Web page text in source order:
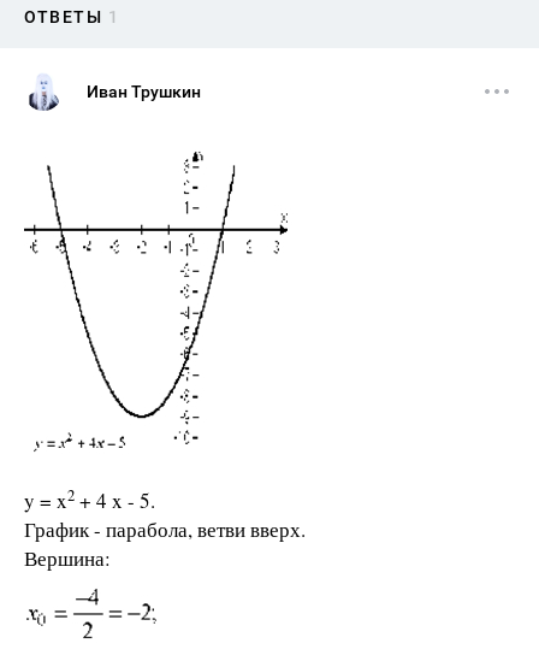
ОТВЕТЫ 1
Иван Трушкин
y = x2 + 4 x - 5.
График - парабола, ветви вверх.
Вершина: